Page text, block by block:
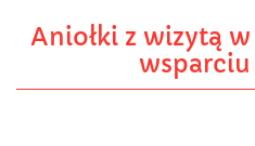
Aniołki z wizytą w
wsparciu